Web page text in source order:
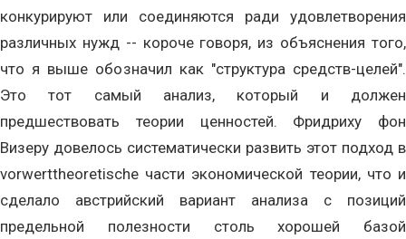
конкурируют или соединяются ради удовлетворения
различных нужд -- короче говоря, из объяснения того,
что я выше обозначил как "структура средств-целей".
Это тот самый анализ, который и должен
предшествовать теории ценностей. Фридриху фон
Визеру довелось систематически развить этот подход в
vorwerttheoretische части экономической теории, что и
сделало австрийский вариант анализа с позиций
предельной полезности столь хорошей базой